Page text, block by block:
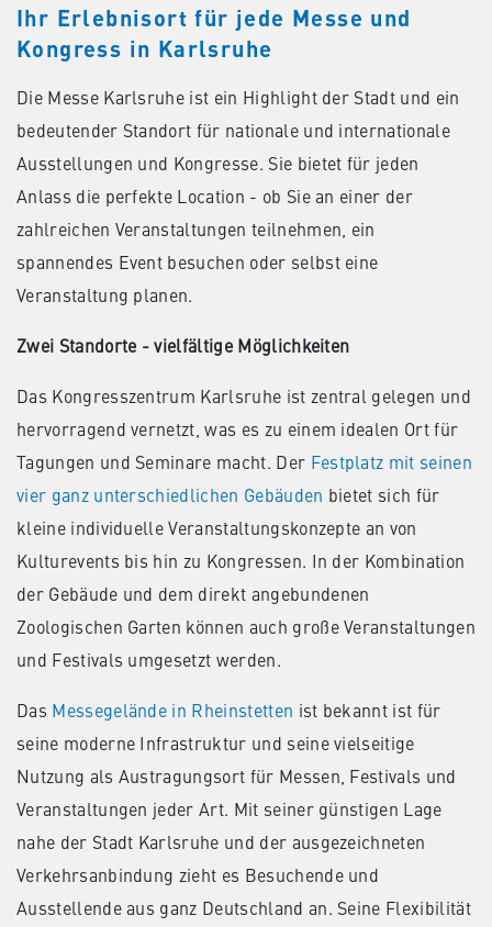
Ihr Erlebnisort für jede Messe und
Kongress in Karlsruhe
Die Messe Karlsruhe ist ein Highlight der Stadt und ein
bedeutender Standort für nationale und internationale
Ausstellungen und Kongresse. Sie bietet für jeden
Anlass die perfekte Location - ob Sie an einer der
zahlreichen Veranstaltungen teilnehmen, ein
spannendes Event besuchen oder selbst eine
Veranstaltung planen.
Zwei Standorte - vielfältige Möglichkeiten
Das Kongresszentrum Karlsruhe ist zentral gelegen und
hervorragend vernetzt, was es zu einem idealen Ort für
Tagungen und Seminare macht. Der Festplatz mit seinen
vier ganz unterschiedlichen Gebäuden bietet sich für
kleine individuelle Veranstaltungskonzepte an von
Kulturevents bis hin zu Kongressen. In der Kombination
der Gebäude und dem direkt angebundenen
Zoologischen Garten können auch große Veranstaltungen
und Festivals umgesetzt werden.
Das Messegelände in Rheinstetten ist bekannt ist für
seine moderne Infrastruktur und seine vielseitige
Nutzung als Austragungsort für Messen, Festivals und
Veranstaltungen jeder Art. Mit seiner günstigen Lage
nahe der Stadt Karlsruhe und der ausgezeichneten
Verkehrsanbindung zieht es Besuchende und
Ausstellende aus ganz Deutschland an. Seine Flexibilität